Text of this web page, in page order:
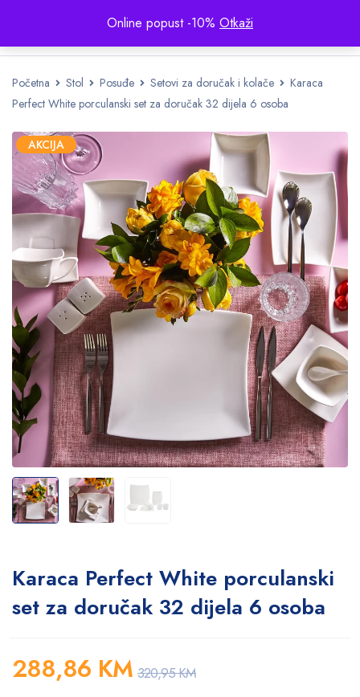
Online popust -10% Otkaži
Početna Stol Posuđe Setovi za doručak i kolače
Karaca
Perfect White porculanski set za doručak 32 dijela 6 osoba
AKCIJA
Karaca Perfect White porculanski
set za doručak 32 dijela 6 osoba
320,95KM
288,86 KM